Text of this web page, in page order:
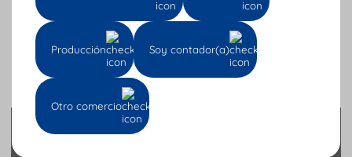
Producción Soy contador(a)
Otro comercio